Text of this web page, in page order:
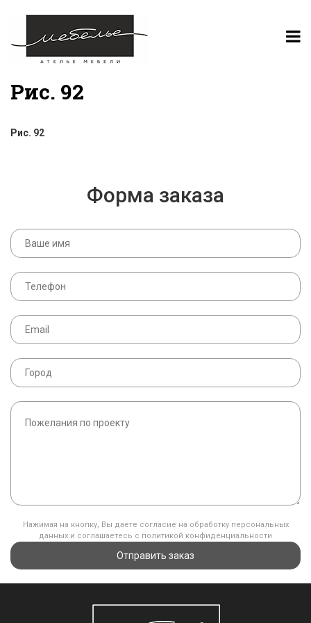
Рис. 92
Рис. 92
Форма заказа
Нажимая на кнопку, Вы даете согласие на обработку персональных
данных и соглашаетесь с политикой конфиденциальности
Отправить заказ